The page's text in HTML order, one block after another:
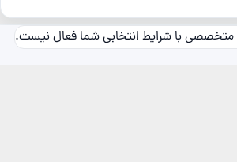
متخصصی با شرایط انتخابی شما فعال نیست.